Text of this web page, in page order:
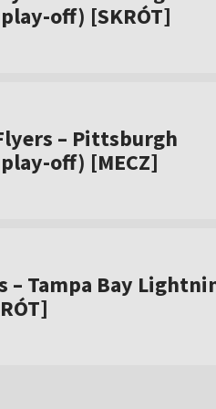
off) [SKRÓT]
– Pittsburgh
off) [MECZ]
– Tampa Bay